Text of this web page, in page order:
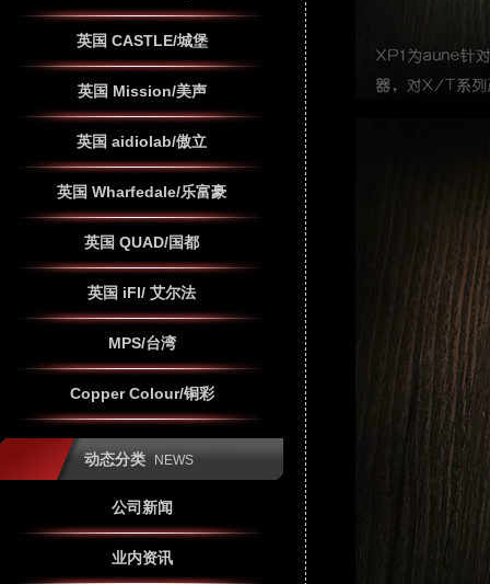
英国 CASTLE/城堡
英国 Mission/美声
英国 aidiolab/傲立
英国 Wharfedale/乐富豪
英国 QUAD/国都
英国 iFI/ 艾尔法
MPS/台湾
Copper Colour/铜彩
动态分类 NEWS
公司新闻
业内资讯